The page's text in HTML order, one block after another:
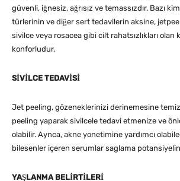
güvenli, iğnesiz, ağrısız ve temassızdır. Bazı
türlerinin ve diğer sert tedavilerin aksine,
sivilce veya rosacea gibi cilt rahatsızlıkları olan
konforludur.
SİVİLCE TEDAVİSİ
Jet peeling, gözeneklerinizi derinemesine
peeling yaparak sivilcele tedavi etmenize ve
olabilir. Aynca, akne yonetimine yardımcı
bilesenler içeren serumlar saglama
YAŞLANMA BELİRTİLERİ